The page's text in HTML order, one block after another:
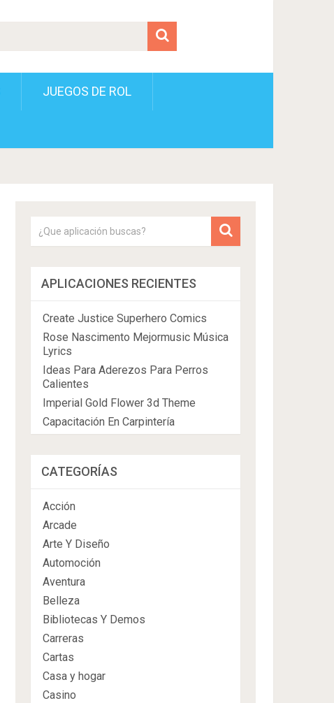
JUEGOS DE ROL
APLICACIONES RECIENTES
Create Justice Superhero Comics
Rose Nascimento Mejormusic Música
Lyrics
Ideas Para Aderezos Para Perros
Calientes
Imperial Gold Flower 3d Theme
Capacitación En Carpintería
CATEGORÍAS
Acción
Arcade
Arte Y Diseño
Automoción
Aventura
Belleza
Bibliotecas Y Demos
Carreras
Cartas
Casa y hogar
Casino